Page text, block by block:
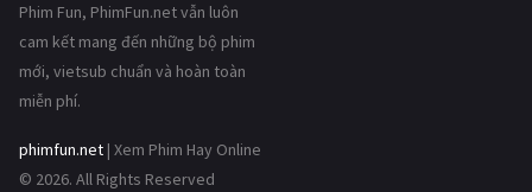
Phim Fun, PhimFun.net vẫn luôn
cam kết mang đến những bộ phim
mới, vietsub chuẩn và hoàn toàn
miễn phí.
phimfun.net | Xem Phim Hay Online
© 2026. All Rights Reserved